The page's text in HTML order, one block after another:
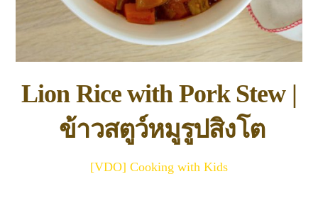
Lion Rice with Pork Stew |
ข้าวสตูว์หมูรูปสิงโต
[VDO] Cooking with Kids